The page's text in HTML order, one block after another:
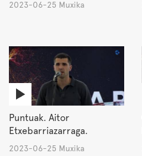
2023-06-25 Muxika
Puntuak. Aitor
Etxebarriazarraga.
2023-06-25 Muxika